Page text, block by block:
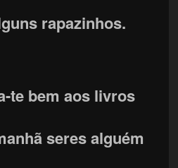
rapazinhos.
te bem aos livros
seres alguém